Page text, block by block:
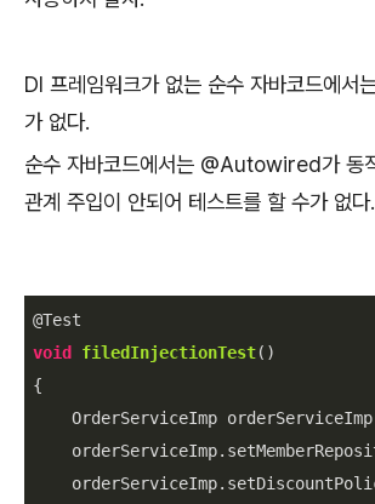
DI 프레임워크가 없는 순수 자바코드에서
가 없다.
순수 자바코드에서는 @Autowired가 동
관계 주입이 안되어 테스트를 할 수가 없다.
void
filedInjectionTest( )
{
OrderServiceImp